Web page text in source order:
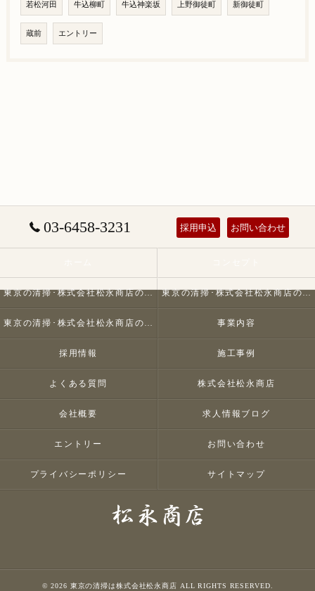
若松河田 牛込柳町 牛込神楽坂 上野御徒町 新御徒町
蔵前 エントリー
03-6458-3231 採用申込 お問い合わせ
東京の清掃･株式会社松永商店の口コミ情報 東京の清掃･株式会社松永商店の評判
東京の清掃･株式会社松永商店のお客様の声 事業内容
採用情報 施工事例
よくある質問 株式会社松永商店
会社概要 求人情報ブログ
エントリー お問い合わせ
プライバシーポリシー サイトマップ
© 2026 東京の清掃は株式会社松永商店 ALL RIGHTS RESERVED.